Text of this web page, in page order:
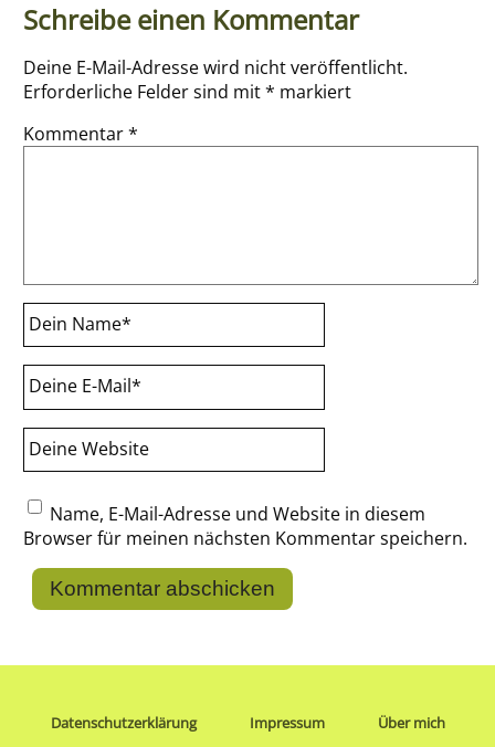
Schreibe einen Kommentar
Deine E-Mail-Adresse wird nicht veröffentlicht.
Erforderliche Felder sind mit* markiert
Kommentar*
Dein Name*
Deine E-Mail*
Deine Website
Name, E-Mail-Adresse und Website in diesem
Browser für meinen nächsten Kommentar speichern.
Datenschutzerklärung Impressum Über mich